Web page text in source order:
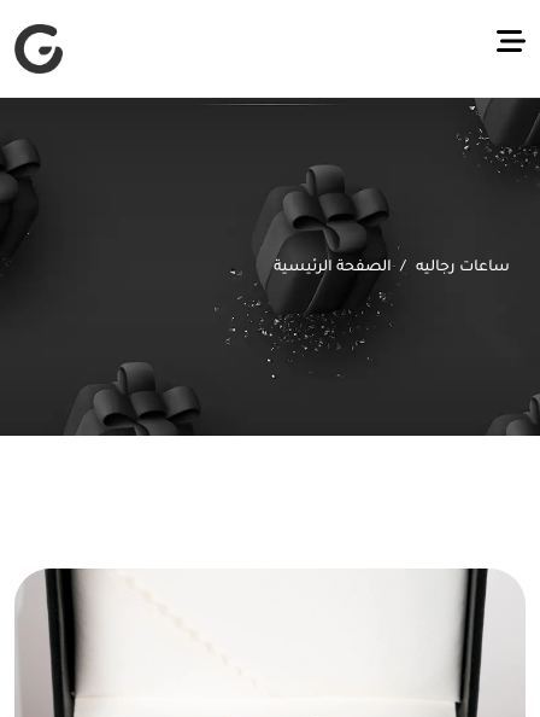
الصفحة الرئيسية ساعات رجاليه